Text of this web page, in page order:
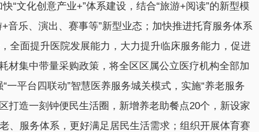
“文化创意产业+”体系建设，结合“旅游+阅读”的新型模
音乐、演出、赛事等”新型业态；加快推进托育服务体系
全面提升医院发展能力，大力提升临床服务能力，促进
材集中带量采购政策，将全区区属公立医疗机构全部加
一平台四联动”智慧医养服务城关模式，实施“养老服务
打造一刻钟便民生活圈，新增养老助餐点20个，新设家
、服务体系，更好满足居民生活需求；组织开展体育赛